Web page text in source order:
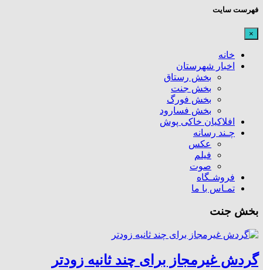
فهرست سایت
×
خانه
اخبار شهرستان
بخش رستاق
بخش جنت
بخش فورگ
بخش فسارود
افلاکیان خاکی پوش
چـند رسانه
عکس
فیلم
صوت
فروشـگاه
تمـاس با ما
بخش جنت
گردش غیرمجاز برای چند ثانیه زودتر